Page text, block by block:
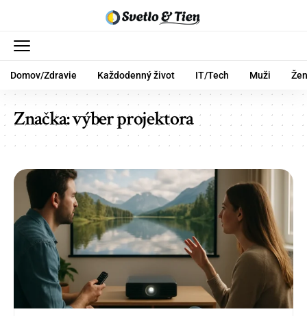
Domov/Zdravie Každodenný život IT/Tech Muži
Značka:výber projektora